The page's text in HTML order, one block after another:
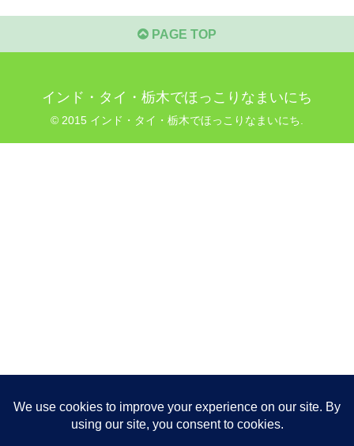
PAGE TOP
インド・タイ・栃木でほっこりなまいにち
© 2015 インド・タイ・栃木でほっこりなまいにち.